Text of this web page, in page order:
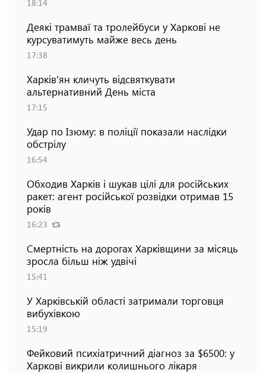
18:14
Деякі трамваї та тролейбуси у Харкові не
курсуватимуть майже весь день
17:38
Харків'ян кличуть відсвяткувати
альтернативний День міста
17:15
Удар по Ізюму: в поліції показали наслідки
обстрілу
16:54
Обходив Харків і шукав цілі для російських
ракет: агент російської розвідки отримав 15
років
16:23
Смертність на дорогах Харківщини за місяць
зросла більш ніж удвічі
15:41
У Харківській області затримали торговця
вибухівкою
15:19
Фейковий психіатричний діагноз за $6500: у
Харкові викрили колишнього лікаря